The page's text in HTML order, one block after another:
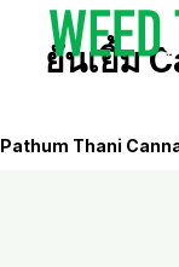
ยันเยิ้ม
Pathum Thani